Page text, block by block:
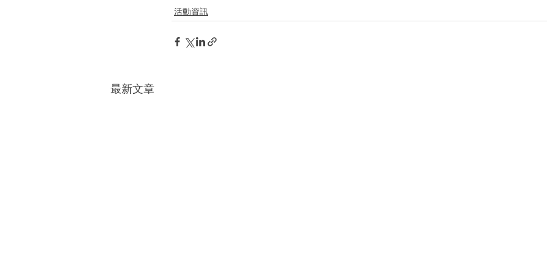
活動資訊
最新文章